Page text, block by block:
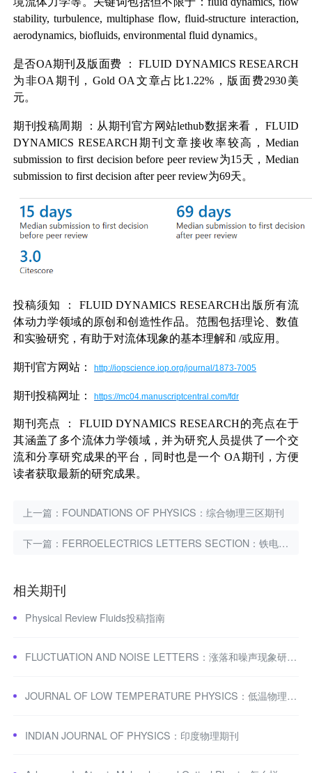
stability, turbulence, multiphase flow, fluid-structure interaction,
aerodynamics, biofluids, environmental fluid dynamics。
是否OA期刊及版面费 ：
FLUID DYNAMICS RESEARCH
为非OA期刊，Gold OA文章占比1.22%，版面费2930美
元。
期刊投稿周期 ：从期刊官方网站lethub数据来看，
FLUID
DYNAMICS RESEARCH期刊文章接收率较高，Median
submission to first decision before peer review为15天，Median
submission to first decision after peer review为69天。
投稿须知 ： FLUID DYNAMICS RESEARCH出版所有流
体动力学领域的原创和创造性作品。范围包括理论、数值
和实验研究，有助于对流体现象的基本理解和 /或应用。
期刊官方网站： http://iopscience.iop.org/journal/1873-7005
期刊投稿网址： https://mc04.manuscriptcentral.com/fdr
期刊亮点 ： FLUID DYNAMICS RESEARCH的亮点在于
其涵盖了多个流体力学领域，并为研究人员提供了一个交
流和分享研究成果的平台，同时也是一个 OA期刊，方便
读者获取最新的研究成果。
上一篇： FOUNDATIONS OF PHYSICS：综合物理三区期刊
下一篇： FERROELECTRICS LETTERS SECTION：铁电材料经典期刊
相关期刊
Physical Review Fluids投稿指南
FLUCTUATION AND NOISE LETTERS：涨落和噪声现象研究期刊
JOURNAL OF LOW TEMPERATURE PHYSICS：低温物理学期刊
INDIAN JOURNAL OF PHYSICS：印度物理期刊